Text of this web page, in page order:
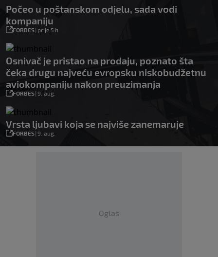
Počeo u poštanskom odjelu, sada vodi
kompaniju
FORBES| prije 5 h
Osnivač je pristao na prodaju, poznato šta
čeka drugu najveću evropsku niskobudžetnu
aviokompaniju nakon preuzimanja
FORBES| 9. aug.
Vrsta ljubavi koja se najviše zanemaruje
FORBES| 9. aug.
Oglas